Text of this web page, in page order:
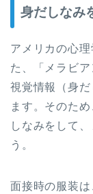
身だしなみ
アメリカの心
た、「メラビ
視覚情報（身
ます。そのた
しなみをして
う。
面接時の服装